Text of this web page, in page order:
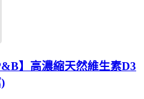
】高濃縮天然維生素D3